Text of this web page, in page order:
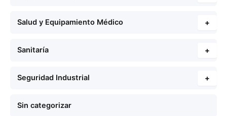
Salud y Equipamiento Médico +
Sanitaría +
Seguridad Industrial +
Sin categorizar